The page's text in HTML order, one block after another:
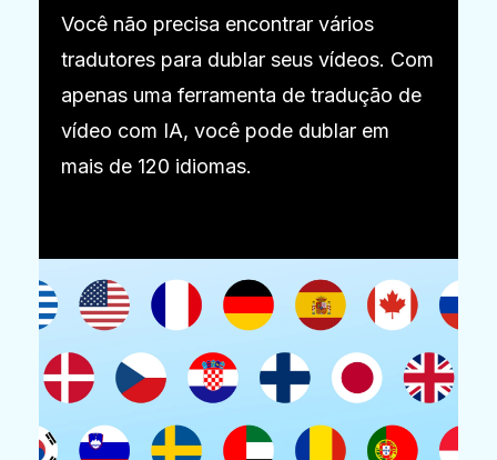
Você não precisa encontrar vários
tradutores para dublar seus vídeos. Com
apenas uma ferramenta de tradução de
vídeo com IA, você pode dublar em
mais de 120 idiomas.